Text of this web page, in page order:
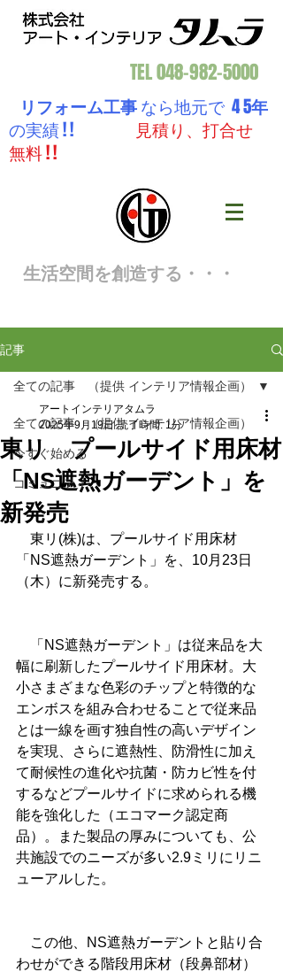
TEL048-982-5000
リフォーム工事なら地元で 4 5年
の実績 ! !
見積り、打合せ
無料 ! !
生活空間を創造する・・・
記事
全ての記事 （提供 インテリア情報企画）
今すぐ始める
コミュニティ
全ての記事 （提供 インテリア情報企画）
東リ プールサイド用床材
「NS遮熱ガーデント」を
新発売
アートインテリアタムラ
2025年9月19日 読了時間: 1分
東リ(株)は、プールサイド用床材
「NS遮熱ガーデント」を、10月23日
（木）に新発売する。
「NS遮熱ガーデント」は従来品を大
幅に刷新したプールサイド用床材。大
小さまざまな色彩のチップと特徴的な
エンボスを組み合わせることで従来品
とは一線を画す独自性の高いデザイン
を実現、さらに遮熱性、防滑性に加え
て耐候性の進化や抗菌・防カビ性を付
するなどプールサイドに求められる機
能を強化した（エコマーク認定商
品）。また製品の厚みについても、公
共施設でのニーズが多い2.9ミリにリニ
ューアルした。
この他、NS遮熱ガーデントと貼り合
わせができる階段用床材（段鼻部材）